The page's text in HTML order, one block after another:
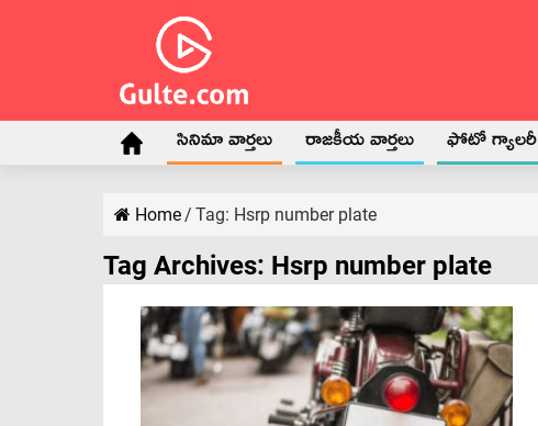
సినిమా వార్తలు రాజకీయ వార్తలు ఫోటో గ్యాలరీ
Home/ Tag: Hsrp number plate
Tag Archives: Hsrp number plate